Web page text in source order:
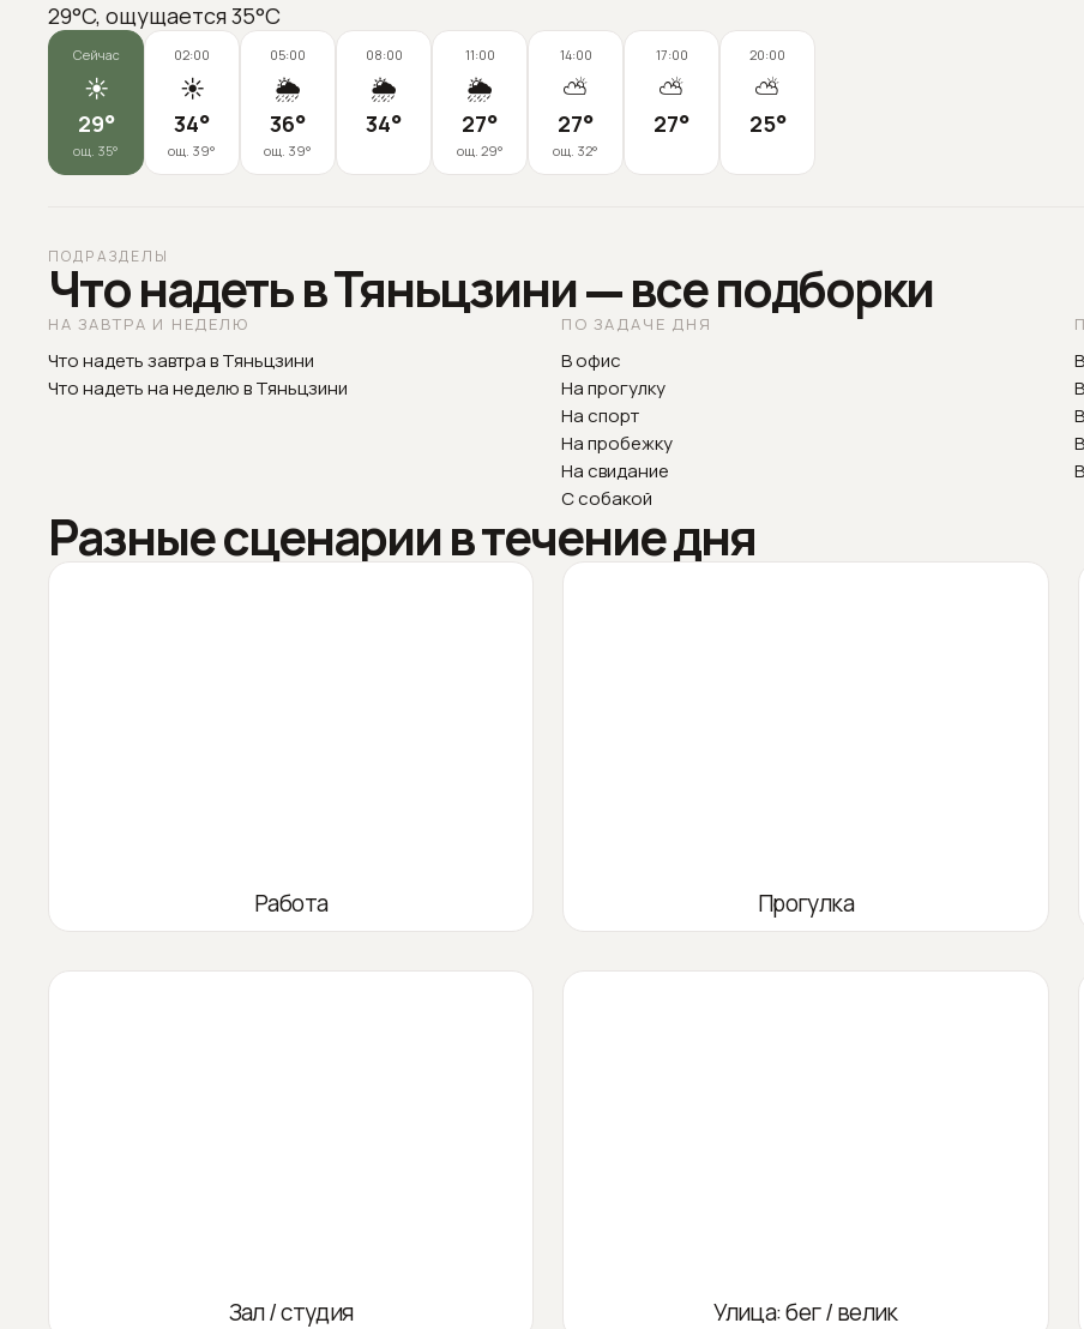
29°C, ощущается 35°C
Сейчас
☀️
29°
ощ. 35°
02:00
☀️
34°
ощ. 39°
05:00
🌦️
36°
ощ. 39°
08:00
🌦️
34°
11:00
🌦️
27°
ощ. 29°
14:00
⛅
27°
ощ. 32°
17:00
⛅
27°
20:00
⛅
25°
ПОДРАЗДЕЛЫ
Что надеть в Тяньцзини — все подборки
НА ЗАВТРА И НЕДЕЛЮ
Что надеть завтра в Тяньцзини
Что надеть на неделю в Тяньцзини
ПО ЗАДАЧЕ ДНЯ
В офис
На прогулку
На спорт
На пробежку
На свидание
С собакой
Разные сценарии в течение дня
Работа Прогулка
Зал / студия Улица: бег / велик